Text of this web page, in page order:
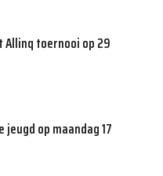
Allinq toernooi op 29
op maandag 17